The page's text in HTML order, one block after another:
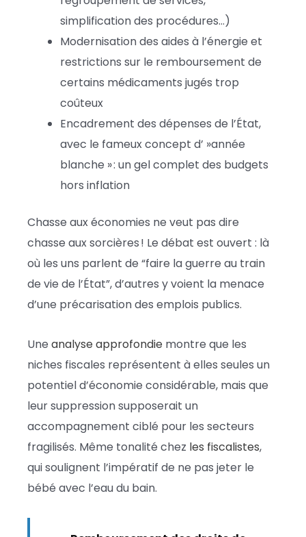
simplification des procédures…)
Modernisation des aides à l’énergie et
restrictions sur le remboursement de
certains médicaments jugés trop
coûteux
Encadrement des dépenses de l’État,
avec le fameux concept d’ »année
blanche » : un gel complet des budgets
hors inflation
Chasse aux économies ne veut pas dire
chasse aux sorcières ! Le débat est ouvert : là
où les uns parlent de “faire la guerre au train
de vie de l’État”, d’autres y voient la menace
d’une précarisation des emplois publics.
Une analyse approfondie montre que les
niches fiscales représentent à elles seules un
potentiel d’économie considérable, mais que
leur suppression supposerait un
accompagnement ciblé pour les secteurs
fragilisés. Même tonalité chez les fiscalistes,
qui soulignent l’impératif de ne pas jeter le
bébé avec l’eau du bain.